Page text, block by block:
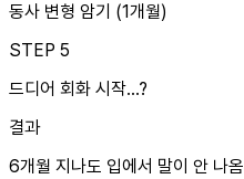
동사 변형 암기 (1개월)
STEP 5
드디어 회화 시작...?
결과
6개월 지나도 입에서 말이 안 나옴